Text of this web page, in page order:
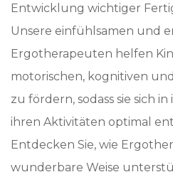
Entwicklung wichtiger
Unsere einfühlsamen und
Ergotherapeuten helfen
motorischen, kognitiven
zu fördern, sodass sie sich
ihren Aktivitäten optimal
Entdecken Sie, wie
wunderbare Weise